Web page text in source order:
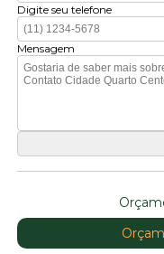
Digite seu telefone
Mensagem